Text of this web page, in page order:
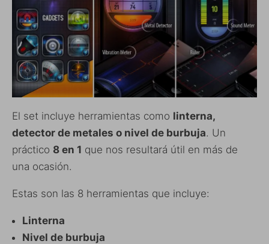
El set incluye herramientas como linterna,
detector de metales o nivel de burbuja. Un
práctico 8 en 1 que nos resultará útil en más de
una ocasión.
Estas son las 8 herramientas que incluye:
Linterna
Nivel de burbuja